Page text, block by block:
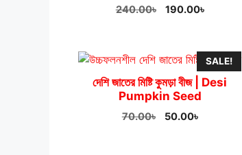
240.00৳
Original
240.00৳.
190.00৳Current
190.00৳.
SALE!
দেশি জাতের মিষ্টি কুমড়া বীজ | Desi
Pumpkin Seed
70.00৳
Original
50.00৳Current